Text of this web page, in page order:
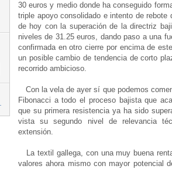
30 euros y medio donde ha conseguido
triple apoyo consolidado e intento de
de hoy con la superación de la directriz
niveles de 31.25 euros, dando paso a una
confirmada en otro cierre por encima de
un posible cambio de tendencia de corto
recorrido ambicioso.
Con la vela de ayer sí que podemos
Fibonacci a todo el proceso bajista que
que su primera resistencia ya ha sido
vista su segundo nivel de relevancia
extensión.
La textil gallega, con una muy buena
valores ahora mismo con mayor potencial